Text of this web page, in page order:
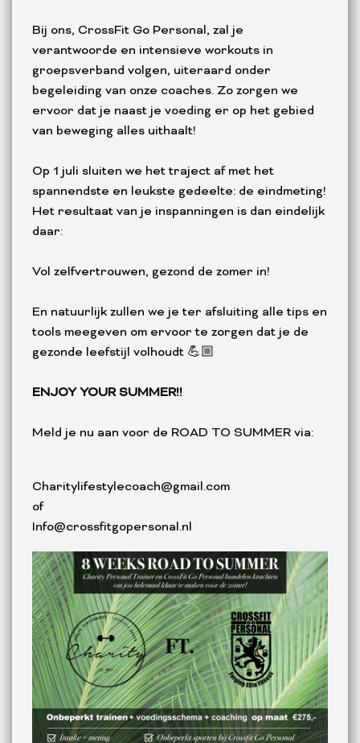
Bij ons, CrossFit Go Personal, zal je
verantwoorde en intensieve workouts in
groepsverband volgen, uiteraard onder
begeleiding van onze coaches. Zo zorgen we
ervoor dat je naast je voeding er op het gebied
van beweging alles uithaalt!
Op 1 juli sluiten we het traject af met het
spannendste en leukste gedeelte: de eindmeting!
Het resultaat van je inspanningen is dan eindelijk
daar:
Vol zelfvertrouwen, gezond de zomer in!
En natuurlijk zullen we je ter afsluiting alle tips en
tools meegeven om ervoor te zorgen dat je de
gezonde leefstijl volhoudt 💪🏼
ENJOY YOUR SUMMER!!
Meld je nu aan voor de ROAD TO SUMMER via:
Charitylifestylecoach@gmail.com
of
Info@crossfitgopersonal.nl